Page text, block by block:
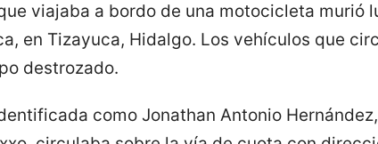
viajaba a bordo de una motocicleta murió
en Tizayuca, Hidalgo. Los vehículos que
destrozado.
como Jonathan Antonio